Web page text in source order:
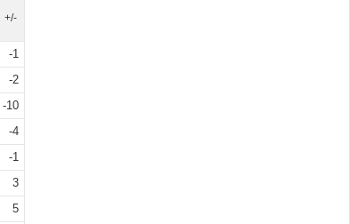
+/-
-1
-2
-10
-4
-1
3
5